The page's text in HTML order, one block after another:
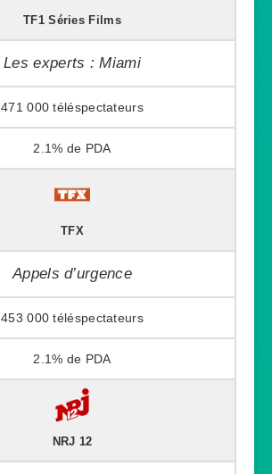
TF1 Séries Films
Les experts : Miami
471 000
2.1%
TFX
Appels d’urgence
453 000
2.1%
NRJ 12